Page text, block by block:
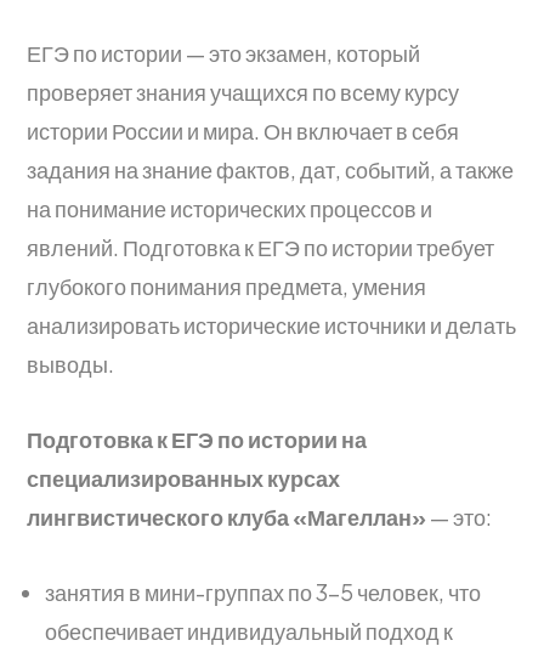
ЕГЭ по истории — это экзамен, который
проверяет знания учащихся по всему курсу
истории России и мира. Он включает в себя
задания на знание фактов, дат, событий, а также
на понимание исторических процессов и
явлений. Подготовка к ЕГЭ по истории требует
глубокого понимания предмета, умения
анализировать исторические источники и делать
выводы.
Подготовка к ЕГЭ по истории на
специализированных курсах
лингвистического клуба «Магеллан» — это:
занятия в мини-группах по 3–5 человек, что
обеспечивает индивидуальный подход к